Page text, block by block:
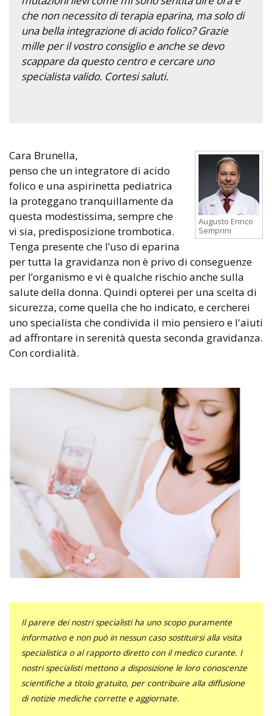
che non necessito di terapia eparina, ma solo di
una bella integrazione di acido folico? Grazie
mille per il vostro consiglio e anche se devo
scappare da questo centro e cercare uno
specialista valido. Cortesi saluti.
Augusto Enrico
Semprini
Cara Brunella,
penso che un integratore di acido
folico e una aspirinetta pediatrica
la proteggano tranquillamente da
questa modestissima, sempre che
vi sia, predisposizione trombotica.
Tenga presente che l’uso di eparina
per tutta la gravidanza non è privo di conseguenze
per l’organismo e vi è qualche rischio anche sulla
salute della donna. Quindi opterei per una scelta di
sicurezza, come quella che ho indicato, e cercherei
uno specialista che condivida il mio pensiero e l'aiuti
ad affrontare in serenità questa seconda gravidanza.
Con cordialità.
Il parere dei nostri specialisti ha uno scopo puramente
informativo e non può in nessun caso sostituirsi alla visita
specialistica o al rapporto diretto con il medico curante. I
nostri specialisti mettono a disposizione le loro conoscenze
scientifiche a titolo gratuito, per contribuire alla diffusione
di notizie mediche corrette e aggiornate.